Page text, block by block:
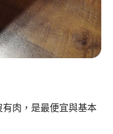
肉，是最便宜與基本